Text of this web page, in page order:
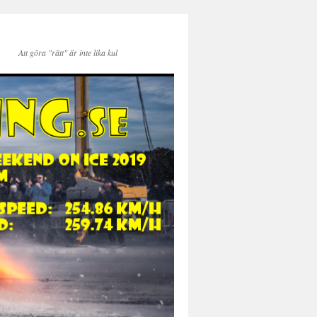
Att göra "rätt" är inte lika kul